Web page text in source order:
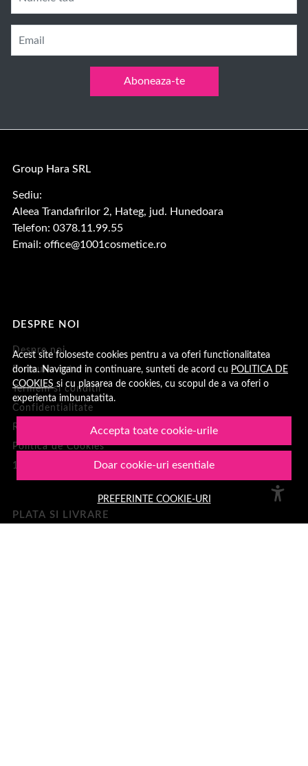
Acest site foloseste cookies pentru a va oferi functionalitatea
dorita. Navigand in continuare, sunteti de acord cu POLITICA DE
COOKIES si cu plasarea de cookies, cu scopul de a va oferi o
experienta imbunatatita.
Accepta toate cookie-urile
Doar cookie-uri esentiale
PREFERINTE COOKIE-URI
Email
Aboneaza-te
Group Hara SRL
Sediu:
Aleea Trandafirilor 2, Hateg, jud. Hunedoara
Telefon: 0378.11.99.55
Email: office@1001cosmetice.ro
DESPRE NOI
Despre noi
Formular retur
Termeni si conditii
Confidentialitate
Recenzii clienți
Politica de Cookies
1001Cosmetice
PLATA SI LIVRARE